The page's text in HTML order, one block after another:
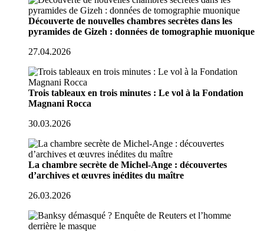
Découverte de nouvelles chambres secrètes dans les
pyramides de Gizeh : données de tomographie muonique
27.04.2026
Trois tableaux en trois minutes : Le vol à la Fondation
Magnani Rocca
30.03.2026
La chambre secrète de Michel-Ange : découvertes
d’archives et œuvres inédites du maître
26.03.2026